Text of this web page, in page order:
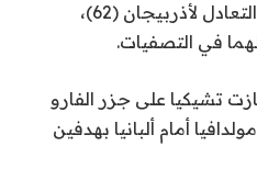
أن يدرك أنتون كريفوتشوك التعادل لأذربيجان (62)،
في التصفيات.
تشيكيا على جزر الفارو
أمام ألبانيا بهدفين